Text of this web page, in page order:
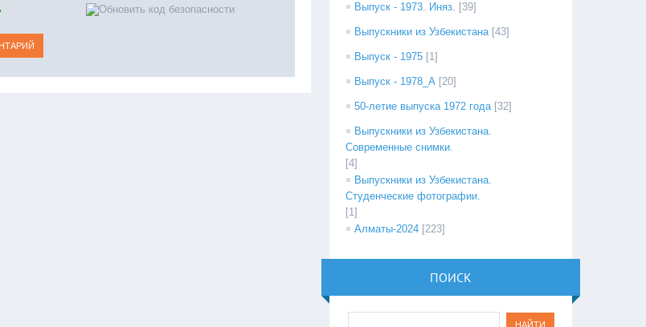
Выпуск - 1973. Иняз. [39]
Выпускники из Узбекистана [43]
Выпуск - 1975 [1]
Выпуск - 1978_А [20]
50-летие выпуска 1972 года [32]
Выпускники из Узбекистана.
Современные снимки.
[4]
Выпускники из Узбекистана.
Студенческие фотографии.
[1]
Алматы-2024 [223]
ПОИСК